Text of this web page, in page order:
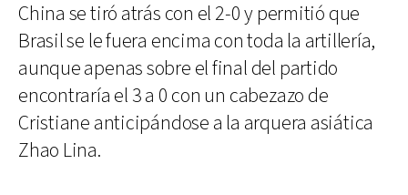
China se tiró atrás con el 2-0 y permitió que
Brasil se le fuera encima con toda la artillería,
aunque apenas sobre el final del partido
encontraría el 3 a 0 con un cabezazo de
Cristiane anticipándose a la arquera asiática
Zhao Lina.